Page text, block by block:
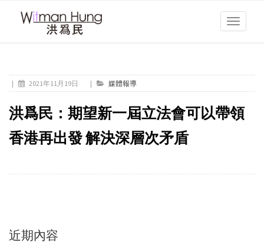
Toggle
| 2021年11月19日 | 媒體報導
洪爲民：期望新一屆立法會可以帶領
香港再出發 解決深層次矛盾
近期內容